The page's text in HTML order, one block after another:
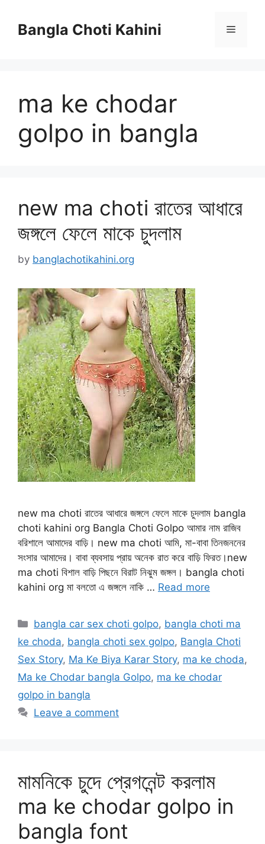
contentBangla Choti Kahini Menu
ma ke chodar
golpo in bangla
new ma choti রাতের আধারে
জঙ্গলে ফেলে মাকে চুদলাম
by banglachotikahini.org
new ma choti রাতের আধারে জঙ্গলে ফেলে মাকে চুদলাম bangla
choti kahini org Bangla Choti Golpo আমার নাম রাজিব
বরিশালে আমাদের বাড়ি। new ma choti আমি, মা-বাবা তিনজননের
সংসার আমাদের। বাবা ব্যবসায় প্রায় অনেক রাত করে বাড়ি ফিরত।new
ma choti বিশাল বাড়ি পিছনে বিরাট নিঝুম জঙ্গল। bangla choti
kahini org মা বলতো এ জঙ্গলে নাকি … Read more
Categories
bangla car sex choti golpo, bangla choti ma
ke choda, bangla choti sex golpo, Bangla Choti
Sex Story, Ma Ke Biya Karar Story, ma ke choda,
Ma ke Chodar bangla Golpo, ma ke chodar
golpo in bangla
Leave a comment
মামনিকে চুদে প্রেগনেন্ট করলাম
ma ke chodar golpo in
bangla font